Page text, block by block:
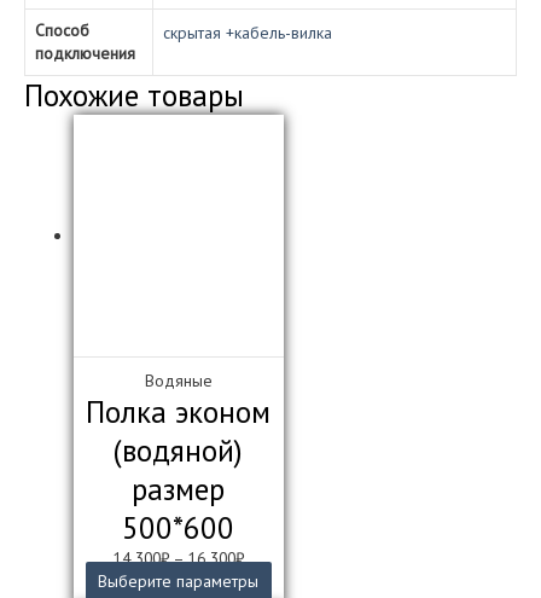
Способ
подключения
скрытая +кабель-вилка
Похожие товары
Водяные
Полка эконом
(водяной)
размер
500*600
14 300₽–16 300₽
Выберите параметры